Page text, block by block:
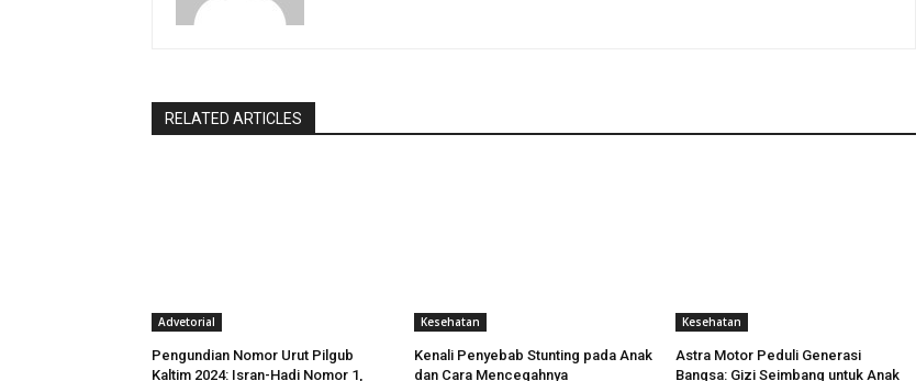
RELATED ARTICLES
Advetorial
Pengundian Nomor Urut Pilgub
Kaltim 2024: Isran-Hadi Nomor 1,
Kesehatan
Kenali Penyebab Stunting pada Anak
dan Cara Mencegahnya
Kesehatan
Astra Motor Peduli Generasi
Bangsa: Gizi Seimbang untuk Anak